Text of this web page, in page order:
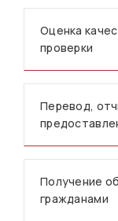
Оценка
проверки
Перевод,
Получение
гражданами